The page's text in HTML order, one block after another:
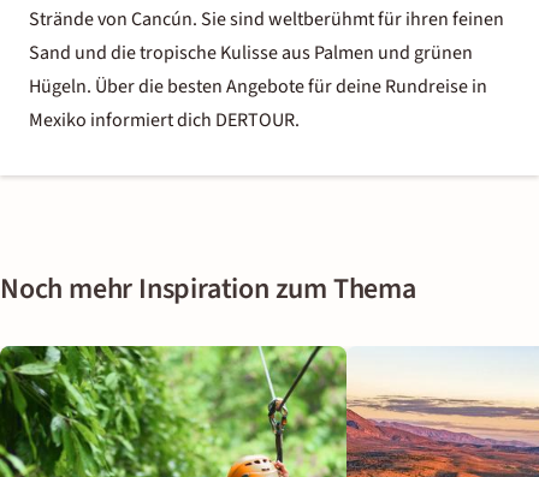
Strände von Cancún. Sie sind weltberühmt für ihren feinen
Sand und die tropische Kulisse aus Palmen und grünen
Hügeln. Über die besten Angebote für deine Rundreise in
Mexiko informiert dich DERTOUR.
Noch mehr Inspiration zum Thema